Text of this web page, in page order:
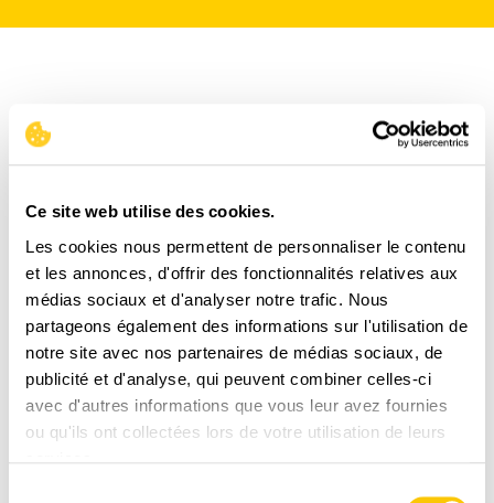
Ce site web utilise des cookies.
Les cookies nous permettent de personnaliser le contenu
et les annonces, d'offrir des fonctionnalités relatives aux
médias sociaux et d'analyser notre trafic. Nous
partageons également des informations sur l'utilisation de
notre site avec nos partenaires de médias sociaux, de
publicité et d'analyse, qui peuvent combiner celles-ci
avec d'autres informations que vous leur avez fournies
ou qu'ils ont collectées lors de votre utilisation de leurs
LIVRAISON EN FRANCE
3-6 jours ouvrables